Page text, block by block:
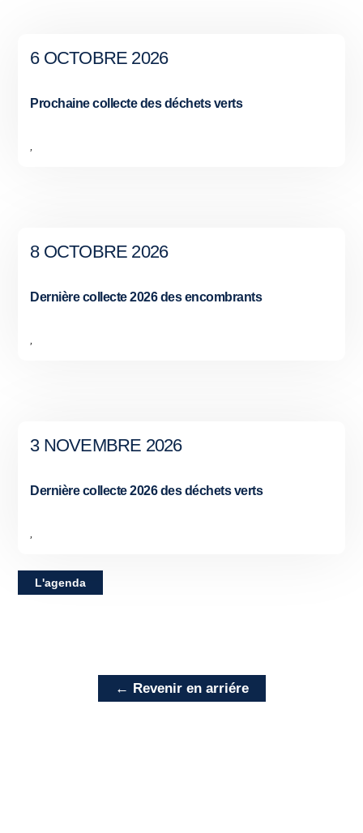
6 OCTOBRE 2026
Prochaine collecte des déchets verts
8 OCTOBRE 2026
Dernière collecte 2026 des encombrants
3 NOVEMBRE 2026
Dernière collecte 2026 des déchets verts
L'agenda
← Revenir en arriére